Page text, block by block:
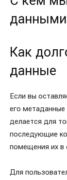
данными
Как
данные
Если вы
его
делается для
последующие
помещения их в
Для